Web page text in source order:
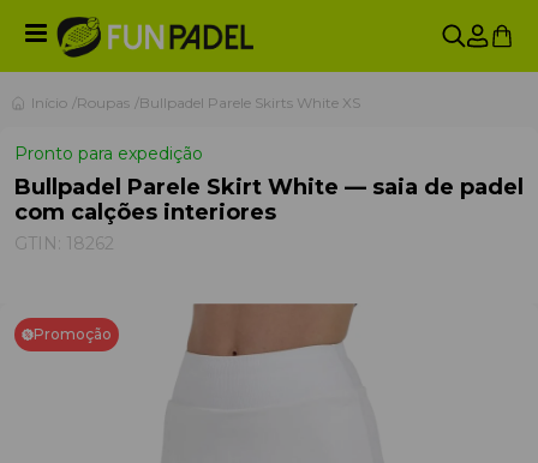
Início Roupas Bullpadel Parele Skirts White XS
Pronto para expedição
Bullpadel Parele Skirt White — saia de padel
com calções interiores
GTIN: 18262
Promoção